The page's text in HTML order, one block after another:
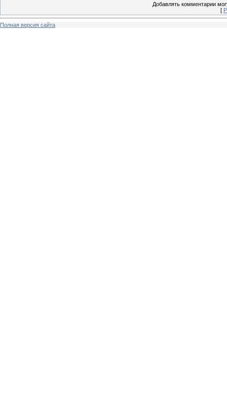
Добавлять комментарии
[
Полная версия сайта